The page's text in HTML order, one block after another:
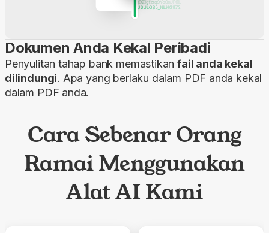
Dokumen Anda Kekal Peribadi
Penyulitan tahap bank memastikanfail anda kekal
dilindungi. Apa yang berlaku dalam PDF anda kekal
dalam PDF anda.
Cara Sebenar Orang
Ramai Menggunakan
Alat AI Kami